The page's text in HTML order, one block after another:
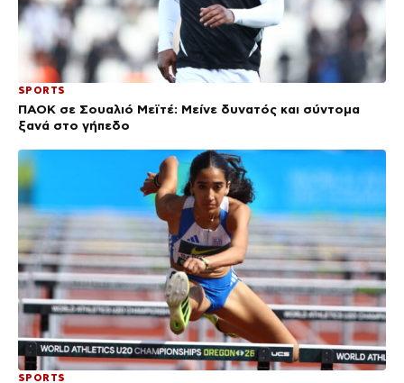
SPORTS
ΠΑΟΚ σε Σουαλιό Μεϊτέ: Μείνε δυνατός και σύντομα
ξανά στο γήπεδο
SPORTS